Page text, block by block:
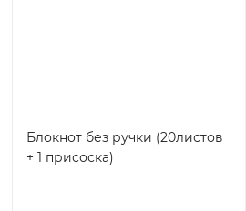
Блокнот без ручки (20листов
+ 1 присоска)